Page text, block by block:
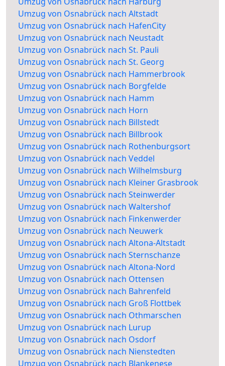
Umzug von Osnabrück nach Altstadt
Umzug von Osnabrück nach HafenCity
Umzug von Osnabrück nach Neustadt
Umzug von Osnabrück nach St. Pauli
Umzug von Osnabrück nach St. Georg
Umzug von Osnabrück nach Hammerbrook
Umzug von Osnabrück nach Borgfelde
Umzug von Osnabrück nach Hamm
Umzug von Osnabrück nach Horn
Umzug von Osnabrück nach Billstedt
Umzug von Osnabrück nach Billbrook
Umzug von Osnabrück nach Rothenburgsort
Umzug von Osnabrück nach Veddel
Umzug von Osnabrück nach Wilhelmsburg
Umzug von Osnabrück nach Kleiner Grasbrook
Umzug von Osnabrück nach Steinwerder
Umzug von Osnabrück nach Waltershof
Umzug von Osnabrück nach Finkenwerder
Umzug von Osnabrück nach Neuwerk
Umzug von Osnabrück nach Altona-Altstadt
Umzug von Osnabrück nach Sternschanze
Umzug von Osnabrück nach Altona-Nord
Umzug von Osnabrück nach Ottensen
Umzug von Osnabrück nach Bahrenfeld
Umzug von Osnabrück nach Groß Flottbek
Umzug von Osnabrück nach Othmarschen
Umzug von Osnabrück nach Lurup
Umzug von Osnabrück nach Osdorf
Umzug von Osnabrück nach Nienstedten
Umzug von Osnabrück nach Blankenese